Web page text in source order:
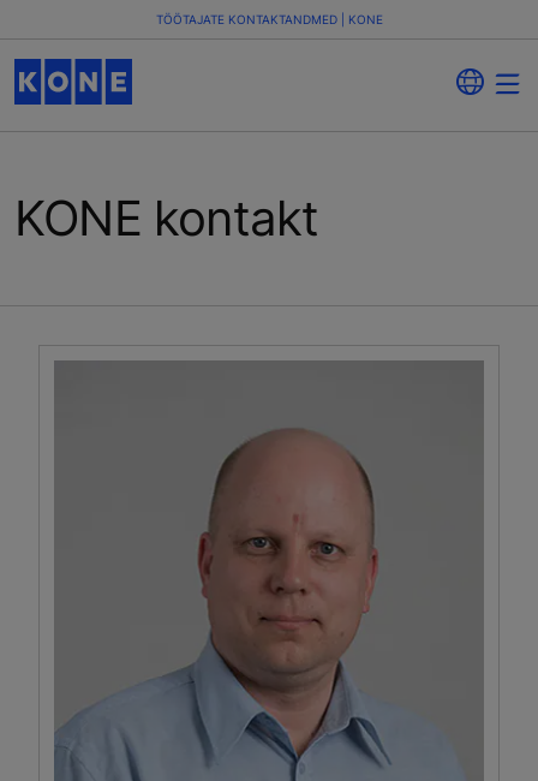
TÖÖTAJATE KONTAKTANDMED | KONE
KONE kontakt